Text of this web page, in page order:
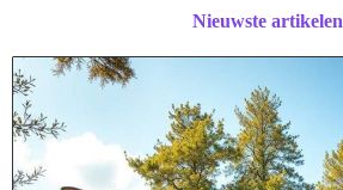
Nieuwste artikelen